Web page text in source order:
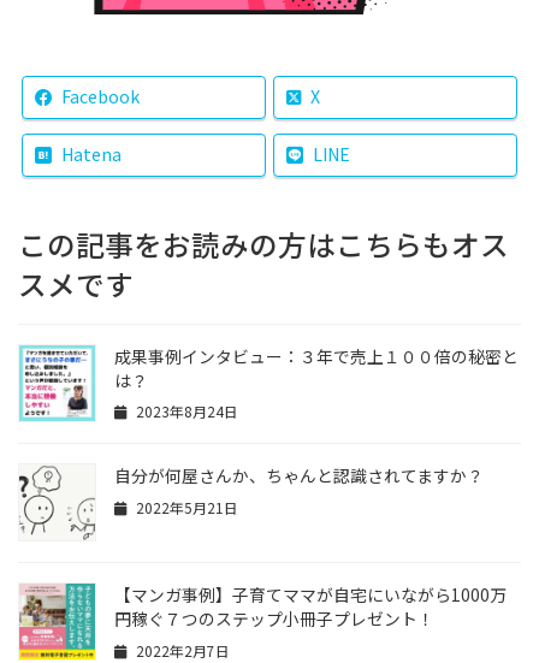
Facebook X
Hatena LINE
この記事をお読みの方はこちらもオス
スメです
成果事例インタビュー：３年で売上１００倍の秘密と
は？
2023年8月24日
自分が何屋さんか、ちゃんと認識されてますか？
2022年5月21日
【マンガ事例】子育てママが自宅にいながら1000万
円稼ぐ７つのステップ小冊子プレゼント！
2022年2月7日